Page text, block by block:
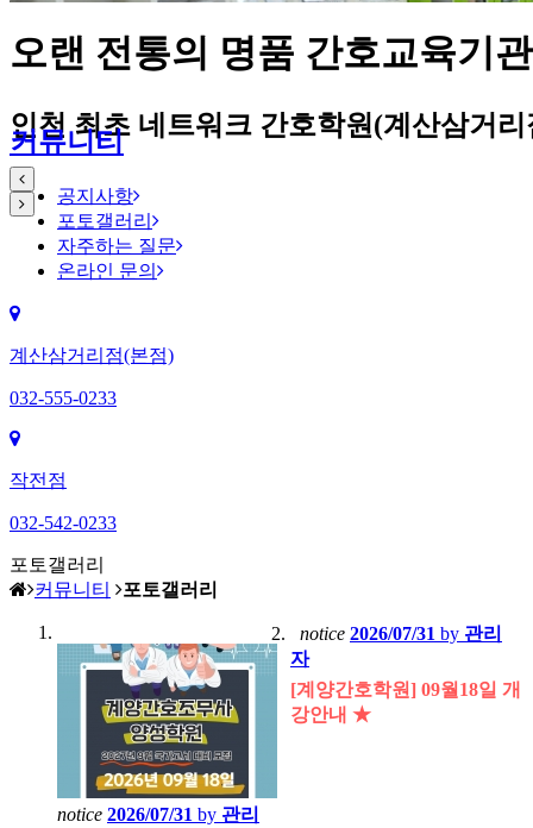
오랜 전통의 명품 간호교육기
인천 최초 네트워크 간호학원(계산삼거
커뮤니티
공지사항
포토갤러리
자주하는 질문
온라인 문의
계산삼거리점(본점)
032-555-0233
작전점
032-542-0233
포토갤러리
커뮤니티
포토갤러리
notice 2026/07/31 by 관리
notice 2026/07/31 by 관리
자
[계양간호학원] 09월18일 개
강안내 ★